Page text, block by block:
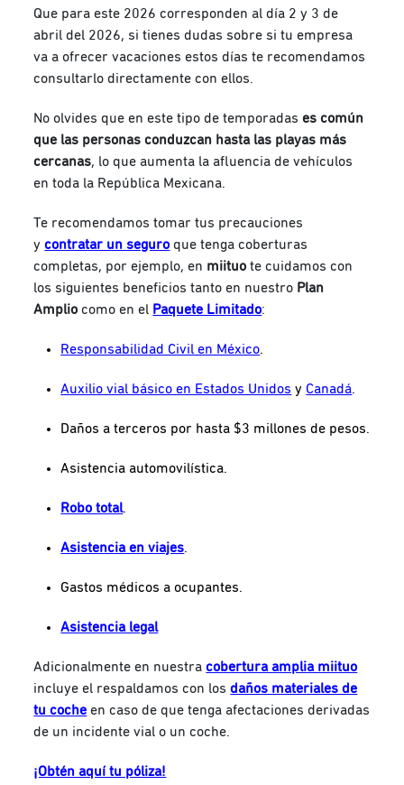
Que para este 2026 corresponden al día 2 y 3 de
abril del 2026, si tienes dudas sobre si tu empresa
va a ofrecer vacaciones estos días te recomendamos
consultarlo directamente con ellos.
No olvides que en este tipo de temporadas es común
que las personas conduzcan hasta las playas más
cercanas, lo que aumenta la afluencia de vehículos
en toda la República Mexicana.
Te recomendamos tomar tus precauciones
y contratar un seguro que tenga coberturas
completas, por ejemplo, en miituo te cuidamos con
los siguientes beneficios tanto en nuestro Plan
Amplio como en el Paquete Limitado:
Responsabilidad Civil en México.
Auxilio vial básico en Estados Unidos y Canadá.
Daños a terceros por hasta $3 millones de pesos.
Asistencia automovilística.
Robo total.
Asistencia en viajes.
Gastos médicos a ocupantes.
Asistencia legal
Adicionalmente en nuestra cobertura amplia miituo
incluye el respaldamos con los daños materiales de
tu coche en caso de que tenga afectaciones derivadas
de un incidente vial o un coche.
¡Obtén aquí tu póliza!